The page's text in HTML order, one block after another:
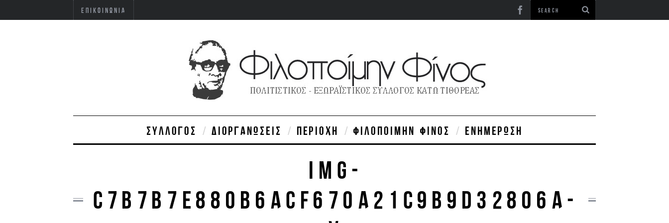
ΕΠΙΚΟΙΝΩΝΊΑ
ΣΎΛΛΟΓΟΣ ΔΙΟΡΓΑΝΏΣΕΙΣ ΠΕΡΙΟΧΉ ΦΙΛΟΠΟΊΜΗΝ ΦΊΝΟΣ ΕΝΗΜΈΡΩΣΗ
IMG-
C7B7B7E880B6ACF670A21C9B9D32806A-